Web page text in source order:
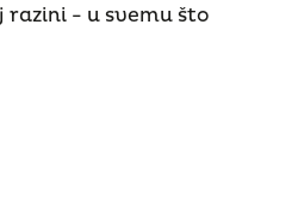
- u svemu što